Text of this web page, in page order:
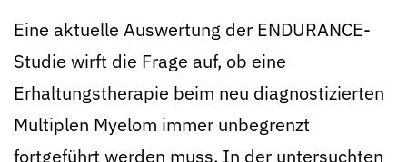
Eine aktuelle Auswertung der ENDURANCE-
Studie wirft die Frage auf, ob eine
Erhaltungstherapie beim neu diagnostizierten
Multiplen Myelom immer unbegrenzt
fortgeführt werden muss. In der untersuchten